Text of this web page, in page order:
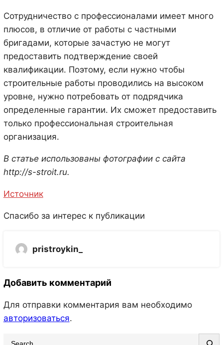
Сотрудничество с профессионалами имеет много
плюсов, в отличие от работы с частными
бригадами, которые зачастую не могут
предоставить подтверждение своей
квалификации. Поэтому, если нужно чтобы
строительные работы проводились на высоком
уровне, нужно потребовать от подрядчика
определенные гарантии. Их сможет предоставить
только профессиональная строительная
организация.
В статье использованы фотографии с сайта
http://s-stroit.ru.
Источник
Спасибо за интерес к публикации
pristroykin_
Добавить комментарий
Для отправки комментария вам необходимо
авторизоваться.